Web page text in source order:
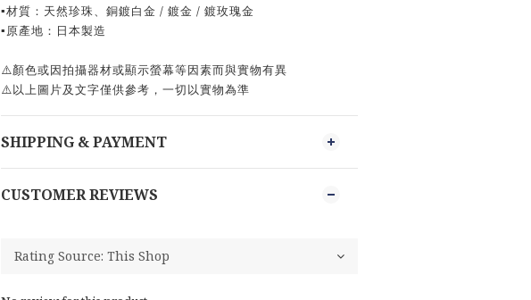
▪️材質：天然珍珠、銅鍍白金 / 鍍金 / 鍍玫瑰金
▪️原產地：日本製造
⚠️顏色或因拍攝器材或顯示螢幕等因素而與實物有異
⚠️以上圖片及文字僅供參考，一切以實物為準
SHIPPING & PAYMENT
CUSTOMER REVIEWS